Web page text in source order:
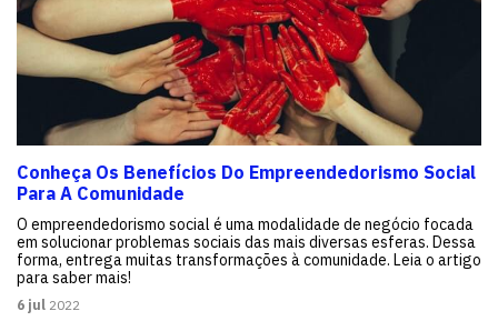
Conheça Os Benefícios Do Empreendedorismo Social
Para A Comunidade
O empreendedorismo social é uma modalidade de negócio focada
em solucionar problemas sociais das mais diversas esferas. Dessa
forma, entrega muitas transformações à comunidade. Leia o artigo
para saber mais!
6 jul 2022